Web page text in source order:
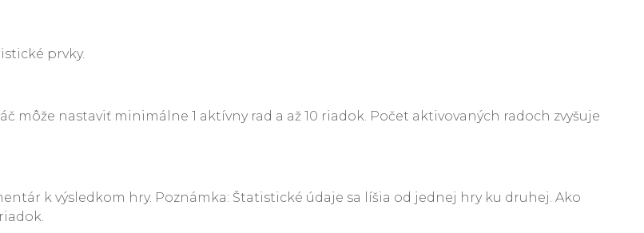
prvky.
môže nastaviť minimálne 1 aktívny rad a až 10 riadok. Počet aktivovaných radoch zvyšuje
k výsledkom hry. Poznámka: Štatistické údaje sa líšia od jednej hry ku druhej. Ako